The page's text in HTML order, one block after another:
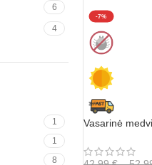
6
4
1
1
8
-7%
Vasarinė